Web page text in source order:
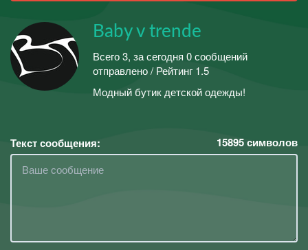
Baby v trende
Всего 3, за сегодня 0 сообщений
отправлено / Рейтинг 1.5
Модный бутик детской одежды!
Текст сообщения: 15895символов